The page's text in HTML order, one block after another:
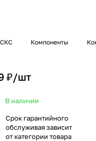
Компоненты
₽/шт
В наличии
Срок гарантийного
обслуживая зависит
от категории товара